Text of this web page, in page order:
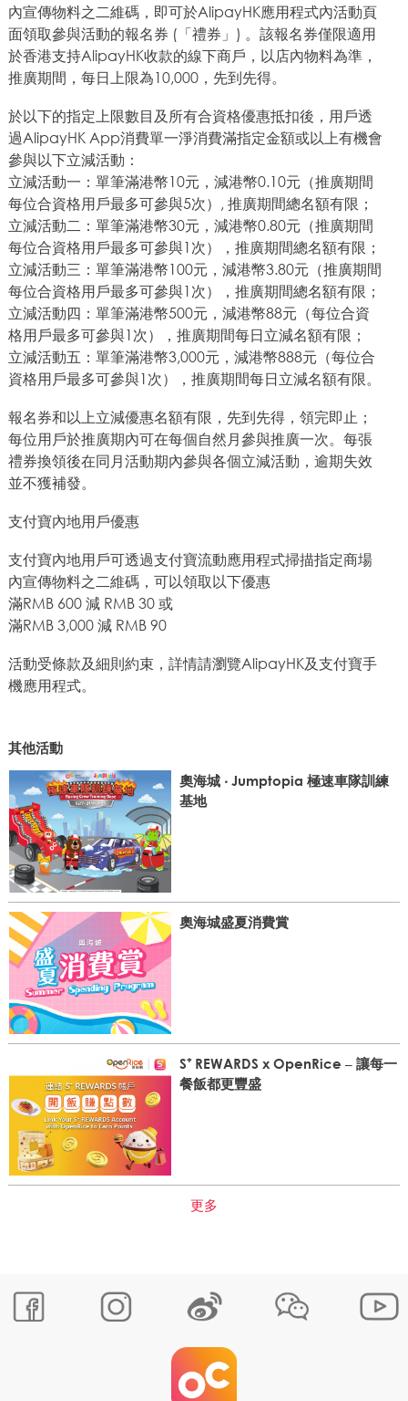
內宣傳物料之二維碼，即可於AlipayHK應用程式內活動頁
面領取參與活動的報名券 (「禮券」) 。該報名券僅限適用
於香港支持AlipayHK收款的線下商戶，以店內物料為準，
推廣期間，每日上限為10,000，先到先得。
於以下的指定上限數目及所有合資格優惠抵扣後，用戶透
過AlipayHK App消費單一淨消費滿指定金額或以上有機會
參與以下立減活動：
立減活動一：單筆滿港幣10元，減港幣0.10元（推廣期間
每位合資格用戶最多可參與5次）, 推廣期間總名額有限；
立減活動二：單筆滿港幣30元，減港幣0.80元（推廣期間
每位合資格用戶最多可參與1次），推廣期間總名額有限；
立減活動三：單筆滿港幣100元，減港幣3.80元（推廣期間
每位合資格用戶最多可參與1次），推廣期間總名額有限；
立減活動四：單筆滿港幣500元，減港幣88元（每位合資
格用戶最多可參與1次），推廣期間每日立減名額有限；
立減活動五：單筆滿港幣3,000元，減港幣888元（每位合
資格用戶最多可參與1次），推廣期間每日立減名額有限。
報名券和以上立減優惠名額有限，先到先得，領完即止；
每位用戶於推廣期內可在每個自然月參與推廣一次。每張
禮券換領後在同月活動期內參與各個立減活動，逾期失效
並不獲補發。
支付寶內地用戶優惠
支付寶內地用戶可透過支付寶流動應用程式掃描指定商場
內宣傳物料之二維碼，可以領取以下優惠
滿RMB 600 減 RMB 30 或
滿RMB 3,000 減 RMB 90
活動受條款及細則約束，詳情請瀏覽AlipayHK及支付寶手
機應用程式。
其他活動
奧海城 ‧ Jumptopia 極速車隊訓練
基地
奧海城盛夏消費賞
S⁺ REWARDS x OpenRice – 讓每一
餐飯都更豐盛
更多